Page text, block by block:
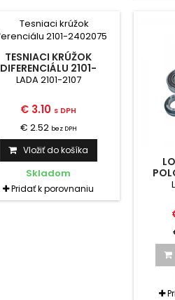
TESNIACI KRÚŽOK
DIFERENCIÁLU 2101-
2402075
LADA 2101-2107
€ 3.10 s DPH
€ 2.52 bez DPH
Vložiť do košíka
Skladom
Pridať k porovnaniu